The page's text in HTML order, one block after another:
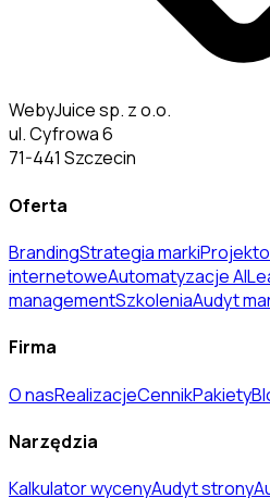
WebyJuice sp. z o.o.
ul. Cyfrowa 6
71-441 Szczecin
Oferta
BrandingStrategia marki
internetoweAutomatyzacje AI
managementSzkoleniaAudyt
Firma
O nasRealizacjeCennikPakiety
Narzędzia
Kalkulator wycenyAudyt strony